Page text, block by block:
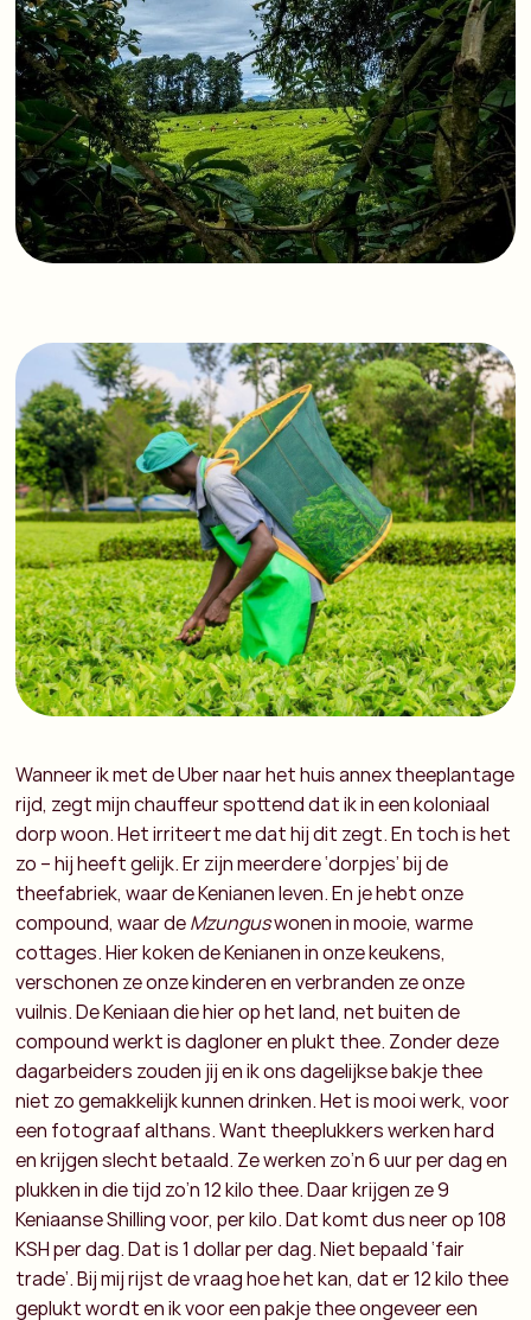
Wanneer ik met de Uber naar het huis annex theeplantage
rijd, zegt mijn chauffeur spottend dat ik in een koloniaal
dorp woon. Het irriteert me dat hij dit zegt. En toch is het
zo – hij heeft gelijk. Er zijn meerdere ‘dorpjes’ bij de
theefabriek, waar de Kenianen leven. En je hebt onze
compound, waar deMzunguswonen in mooie, warme
cottages. Hier koken de Kenianen in onze keukens,
verschonen ze onze kinderen en verbranden ze onze
vuilnis. De Keniaan die hier op het land, net buiten de
compound werkt is dagloner en plukt thee. Zonder deze
dagarbeiders zouden jij en ik ons dagelijkse bakje thee
niet zo gemakkelijk kunnen drinken. Het is mooi werk, voor
een fotograaf althans. Want theeplukkers werken hard
en krijgen slecht betaald. Ze werken zo’n 6 uur per dag en
plukken in die tijd zo’n 12 kilo thee. Daar krijgen ze 9
Keniaanse Shilling voor, per kilo. Dat komt dus neer op 108
KSH per dag. Dat is 1 dollar per dag. Niet bepaald ‘fair
trade’. Bij mij rijst de vraag hoe het kan, dat er 12 kilo thee
geplukt wordt en ik voor een pakje thee ongeveer een